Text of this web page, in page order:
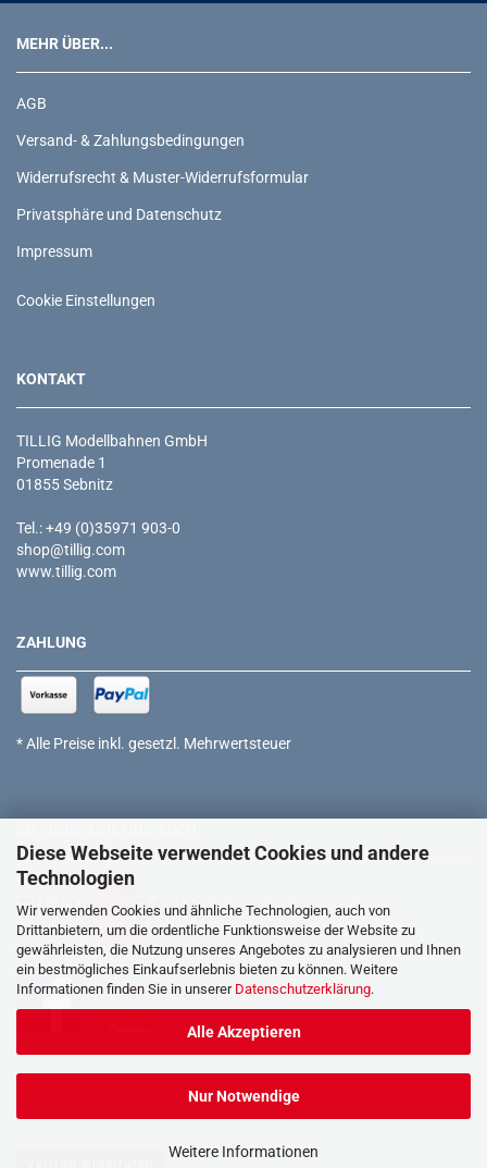
Diese Webseite verwendet Cookies und andere
Technologien
Wir verwenden Cookies und ähnliche Technologien, auch von
Drittanbietern, um die ordentliche Funktionsweise der Website zu
gewährleisten, die Nutzung unseres Angebotes zu analysieren und Ihnen
ein bestmögliches Einkaufserlebnis bieten zu können. Weitere
Informationen finden Sie in unserer Datenschutzerklärung.
Alle Akzeptieren
Nur Notwendige
Weitere Informationen
MEHR ÜBER...
AGB
Versand- & Zahlungsbedingungen
Widerrufsrecht & Muster-Widerrufsformular
Privatsphäre und Datenschutz
Impressum
Cookie Einstellungen
KONTAKT
TILLIG Modellbahnen GmbH
Promenade 1
01855 Sebnitz
Tel.: +49 (0)35971 903-0
shop@tillig.com
www.tillig.com
ZAHLUNG
* Alle Preise inkl. gesetzl. Mehrwertsteuer